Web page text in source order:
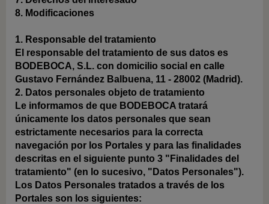
8. Modificaciones
1. Responsable del tratamiento
El responsable del tratamiento de sus datos es
BODEBOCA, S.L. con domicilio social en calle
Gustavo Fernández Balbuena, 11 - 28002 (Madrid).
2. Datos personales objeto de tratamiento
Le informamos de que BODEBOCA tratará
únicamente los datos personales que sean
estrictamente necesarios para la correcta
navegación por los Portales y para las finalidades
descritas en el siguiente punto 3 "Finalidades del
tratamiento" (en lo sucesivo, "Datos Personales").
Los Datos Personales tratados a través de los
Portales son los siguientes: